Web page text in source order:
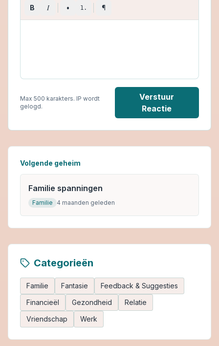
B I • 1. ¶
Max 500 karakters. IP wordt
gelogd.
Verstuur
Reactie
Volgende geheim
Familie spanningen
Familie 4 maanden geleden
Categorieën
Familie Fantasie
Feedback & Suggesties
Financieël
Gezondheid
Relatie
Vriendschap
Werk